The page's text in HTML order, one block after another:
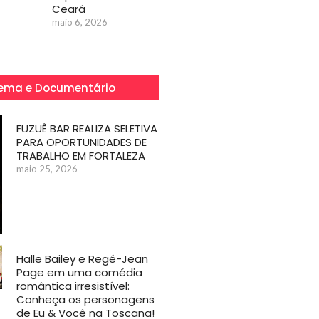
Ceará
maio 6, 2026
e Documentário
FUZUÊ BAR REALIZA SELETIVA
PARA OPORTUNIDADES DE
TRABALHO EM FORTALEZA
maio 25, 2026
Halle Bailey e Regé-Jean
Page em uma comédia
romântica irresistível:
Conheça os personagens
de Eu & Você na Toscana!